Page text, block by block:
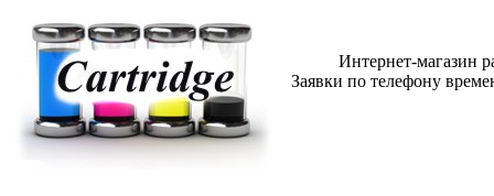
Интернет-магазин
Заявки по телефону